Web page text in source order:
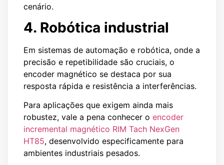
cenário.
4. Robótica industrial
Em sistemas de automação e robótica, onde a
precisão e repetibilidade são cruciais, o
encoder magnético se destaca por sua
resposta rápida e resistência a interferências.
Para aplicações que exigem ainda mais
robustez, vale a pena conhecer o encoder
incremental magnético RIM Tach NexGen
HT85, desenvolvido especificamente para
ambientes industriais pesados.